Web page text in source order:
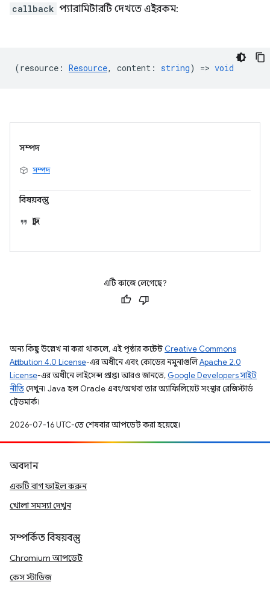
callback প্যারামিটারটি দেখতে এইরকম:
(resource : Resource, content : string) => void
সম্পদ
সম্পদ
বিষয়বস্তু
স্ট্রিং
এটি কাজে লেগেছে?
অন্য কিছু উল্লেখ না করা থাকলে, এই পৃষ্ঠার কন্টেন্ট Creative Commons
Attribution 4.0 License-এর অধীনে এবং কোডের নমুনাগুলিApache 2.0
License-এর অধীনে লাইসেন্স প্রাপ্ত। আরও জানতে, Google Developers সাইট
নীতিদেখুন। Java হল Oracle এবং/অথবা তার অ্যাফিলিয়েট সংস্থার রেজিস্টার্ড
ট্রেডমার্ক।
2026-07-16 UTC-তে শেষবার আপডেট করা হয়েছে।
অবদান
একটি বাগ ফাইল করুন
খোলা সমস্যা দেখুন
সম্পর্কিত বিষয়বস্তু
Chromium আপডেট
কেস স্টাডিজ